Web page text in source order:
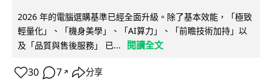
2026 年的電腦選購基準已經全面升級。除了基本效能，「極致
輕量化」、「機身美學」、「AI算力」、「前瞻技術加持」以
及「品質與售後服務」 已...
閱讀全文
30 7 ↗ 分享